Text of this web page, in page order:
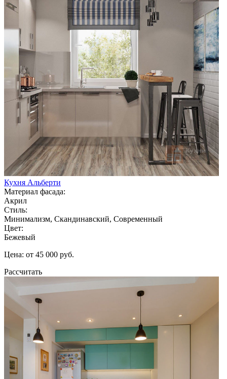
Кухня Альберти
Материал фасада:
Акрил
Стиль:
Минимализм, Скандинавский, Современный
Цвет:
Бежевый
Цена: от 45 000 руб.
Рассчитать